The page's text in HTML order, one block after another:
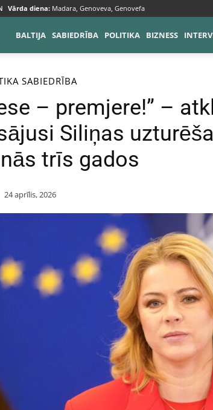
Vārda diena: Madara, Genoveva, Genovefa
BALTIJA SABIEDRĪBA POLITIKA BIZNESS
Latvija
SABIEDRĪBA
– premjere!” –
Siliņas
trīs gados
24 aprīlis, 2026